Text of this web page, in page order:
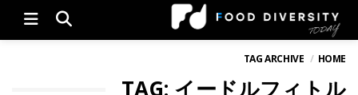
HOME
TAG ARCHIVE
TAG: イードルフィトル